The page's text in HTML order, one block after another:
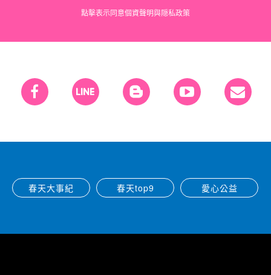
點擊表示同意個資聲明與隠私政策
春天大事紀 春天top9 愛心公益